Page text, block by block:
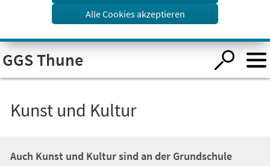
Visuelle
Assistenzsoftware
öffnen.
Alle Cookies akzeptieren
GGS Thune
Kunst und Kultur
Auch Kunst und Kultur sind an der Grundschule